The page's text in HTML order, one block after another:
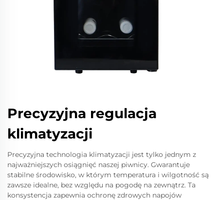
Precyzyjna regulacja
klimatyzacji
Precyzyjna technologia klimatyzacji jest tylko jednym z
najważniejszych osiągnięć naszej piwnicy. Gwarantuje
stabilne środowisko, w którym temperatura i wilgotność są
zawsze idealne, bez względu na pogodę na zewnątrz. Ta
konsystencja zapewnia ochronę zdrowych napojów